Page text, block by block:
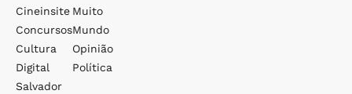
Cineinsite
Concursos
Cultura
Digital
Salvador
Muito
Mundo
Opinião
Política